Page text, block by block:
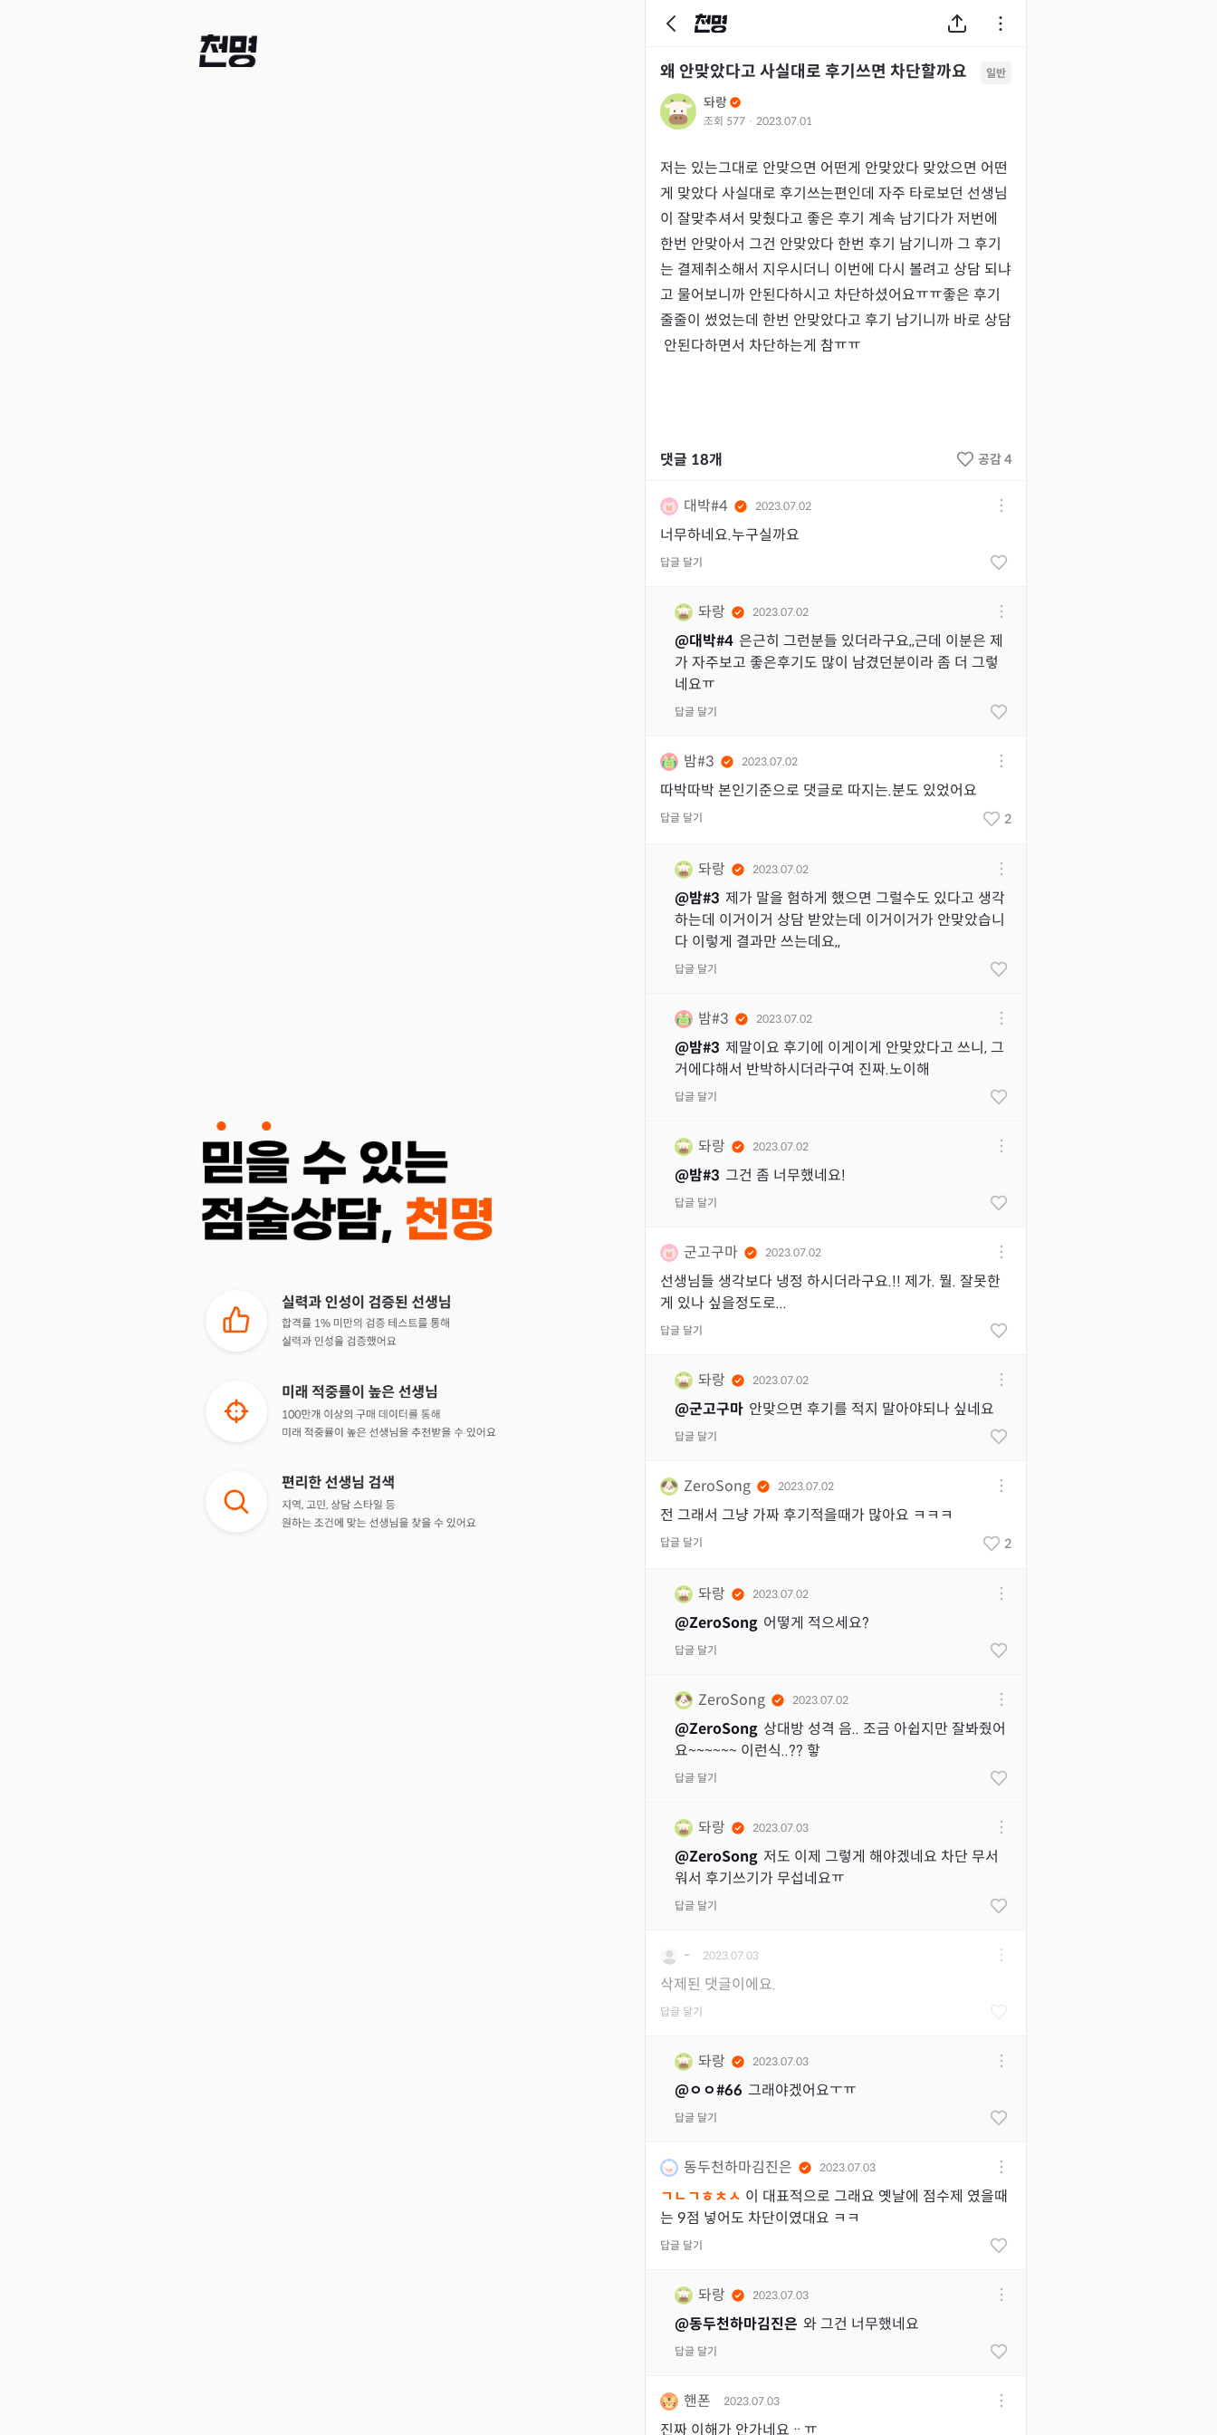
왜 안맞았다고 사실대로 후기쓰면 차단할까요 일반
돠랑
조회 577 · 2023.07.01
저는 있는그대로 안맞으면 어떤게 안맞았다 맞았으면 어떤
게 맞았다 사실대로 후기쓰는편인데 자주 타로보던 선생님
이 잘맞추셔서 맞췄다고 좋은 후기 계속 남기다가 저번에
한번 안맞아서 그건 안맞았다 한번 후기 남기니까 그 후기
는 결제취소해서 지우시더니 이번에 다시 볼려고 상담 되냐
고 물어보니까 안된다하시고 차단하셨어요ㅠㅠ좋은 후기
줄줄이 썼었는데 한번 안맞았다고 후기 남기니까 바로 상담
안된다하면서 차단하는게 참ㅠㅠ
댓글 18개 공감 4
대박#4 2023.07.02
너무하네요.누구실까요
답글 달기
돠랑 2023.07.02
@대박#4 은근히 그런분들 있더라구요,,근데 이분은 제
가 자주보고 좋은후기도 많이 남겼던분이라 좀 더 그렇
네요ㅠ
답글 달기
밤#3 2023.07.02
따박따박 본인기준으로 댓글로 따지는.분도 있었어요
답글 달기 2
돠랑 2023.07.02
@밤#3 제가 말을 험하게 했으면 그럴수도 있다고 생각
하는데 이거이거 상담 받았는데 이거이거가 안맞았습니
다 이렇게 결과만 쓰는데요,,
답글 달기
밤#3 2023.07.02
@밤#3 제말이요 후기에 이게이게 안맞았다고 쓰니, 그
거에댜해서 반박하시더라구여 진짜.노이해
답글 달기
돠랑 2023.07.02
@밤#3 그건 좀 너무했네요!
답글 달기
군고구마 2023.07.02
선생님들 생각보다 냉정 하시더라구요.!! 제가. 뭘. 잘못한
게 있나 싶을정도로...
답글 달기
돠랑 2023.07.02
@군고구마 안맞으면 후기를 적지 말아야되나 싶네요
답글 달기
ZeroSong 2023.07.02
전 그래서 그냥 가짜 후기적을때가 많아요 ㅋㅋㅋ
답글 달기 2
돠랑 2023.07.02
@ZeroSong 어떻게 적으세요?
답글 달기
ZeroSong 2023.07.02
@ZeroSong 상대방 성격 음.. 조금 아쉽지만 잘봐줬어
요~~~~~~ 이런식..?? 핳
답글 달기
돠랑 2023.07.03
@ZeroSong 저도 이제 그렇게 해야겠네요 차단 무서
워서 후기쓰기가 무섭네요ㅠ
답글 달기
- 2023.07.03
삭제된 댓글이에요.
답글 달기
돠랑 2023.07.03
@ㅇㅇ#66 그래야겠어요ㅜㅠ
답글 달기
동두천하마김진은 2023.07.03
ㄱㄴㄱㅎㅊㅅ 이 대표적으로 그래요 옛날에 점수제 였을때
는 9점 넣어도 차단이였대요 ㅋㅋ
답글 달기
돠랑 2023.07.03
@동두천하마김진은 와 그건 너무했네요
답글 달기
핸폰 2023.07.03
진짜 이해가 안가네요ᆢㅠ